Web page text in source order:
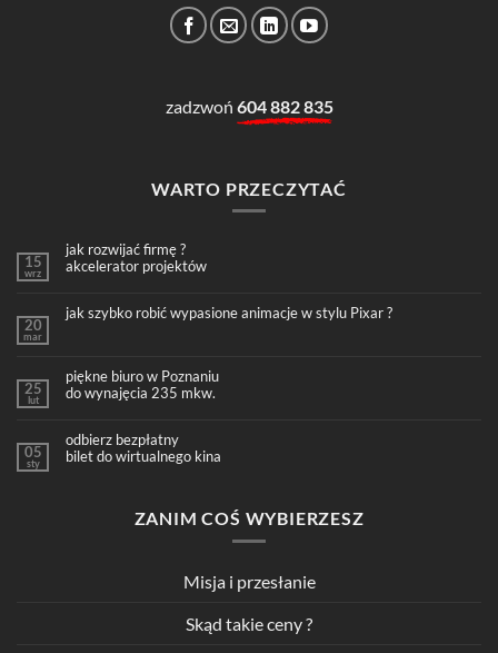
zadzwoń 604 882 835
WARTO PRZECZYTAĆ
15
wrz
jak rozwijać firmę ?
akcelerator projektów
20
mar
jak szybko robić wypasione animacje w stylu Pixar ?
25
lut
piękne biuro w Poznaniu
do wynajęcia 235 mkw.
05
sty
odbierz bezpłatny
bilet do wirtualnego kina
ZANIM COŚ WYBIERZESZ
Misja i przesłanie
Skąd takie ceny ?